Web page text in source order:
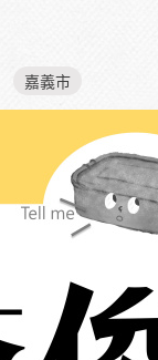
嘉義市